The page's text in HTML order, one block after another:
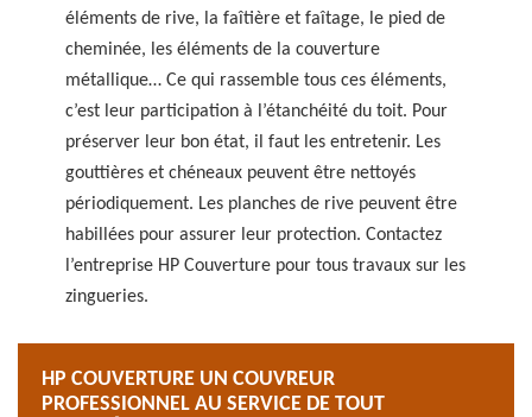
éléments de rive, la faîtière et faîtage, le pied de
cheminée, les éléments de la couverture
métallique… Ce qui rassemble tous ces éléments,
c’est leur participation à l’étanchéité du toit. Pour
préserver leur bon état, il faut les entretenir. Les
gouttières et chéneaux peuvent être nettoyés
périodiquement. Les planches de rive peuvent être
habillées pour assurer leur protection. Contactez
l’entreprise HP Couverture pour tous travaux sur les
zingueries.
HP COUVERTURE UN COUVREUR
PROFESSIONNEL AU SERVICE DE TOUT